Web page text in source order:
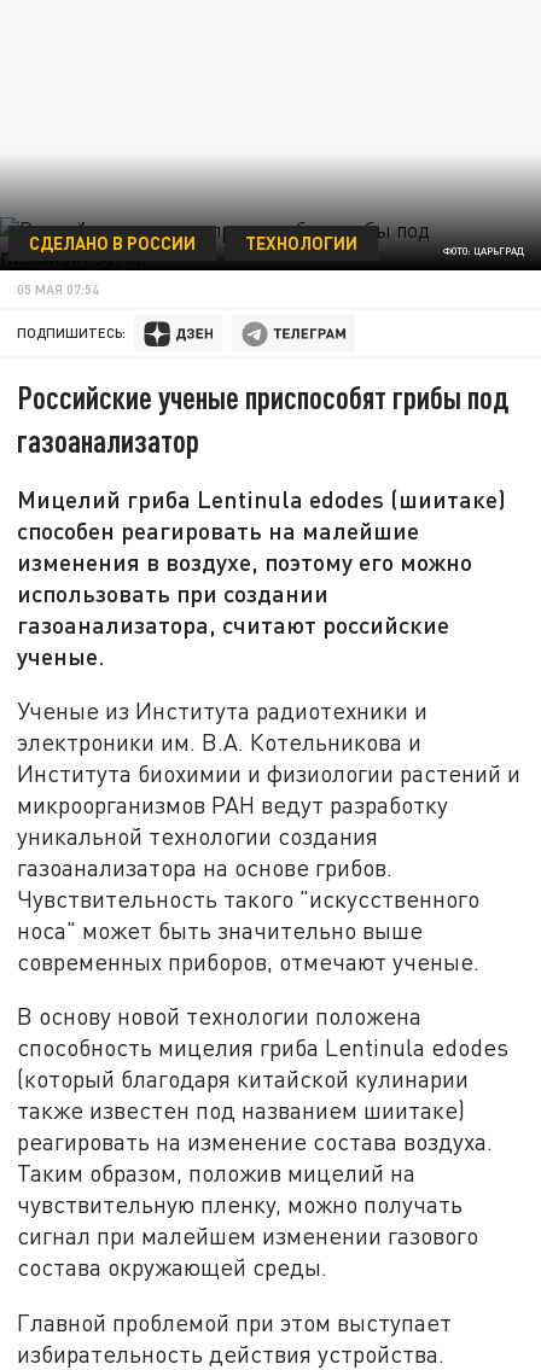
ФОТО: ЦАРЬГРАД
СДЕЛАНО В РОССИИ ТЕХНОЛОГИИ
05 МАЯ 07:54
ПОДПИШИТЕСЬ:
Российские ученые приспособят грибы под
газоанализатор
Мицелий гриба Lentinula edodes (шиитаке)
способен реагировать на малейшие
изменения в воздухе, поэтому его можно
использовать при создании
газоанализатора, считают российские
ученые.
Ученые из Института радиотехники и
электроники им. В.А. Котельникова и
Института биохимии и физиологии растений и
микроорганизмов РАН ведут разработку
уникальной технологии создания
газоанализатора на основе грибов.
Чувствительность такого "искусственного
носа" может быть значительно выше
современных приборов, отмечают ученые.
В основу новой технологии положена
способность мицелия гриба Lentinula edodes
(который благодаря китайской кулинарии
также известен под названием шиитаке)
реагировать на изменение состава воздуха.
Таким образом, положив мицелий на
чувствительную пленку, можно получать
сигнал при малейшем изменении газового
состава окружающей среды.
Главной проблемой при этом выступает
избирательность действия устройства.